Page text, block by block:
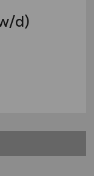
d)